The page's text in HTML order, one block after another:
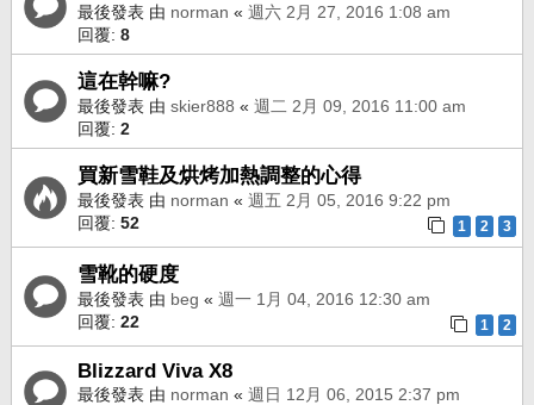
最後發表 由 norman « 週六 2月 27, 2016 1:08 am
回覆: 8
這在幹嘛?
最後發表 由 skier888 « 週二 2月 09, 2016 11:00 am
回覆: 2
買新雪鞋及烘烤加熱調整的心得
最後發表 由 norman « 週五 2月 05, 2016 9:22 pm
回覆: 52 1 2 3
雪靴的硬度
最後發表 由 beg « 週一 1月 04, 2016 12:30 am
回覆: 22 1 2
Blizzard Viva X8
最後發表 由 norman « 週日 12月 06, 2015 2:37 pm